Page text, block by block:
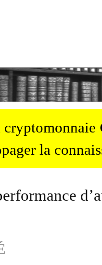
cryptomonnaie
la